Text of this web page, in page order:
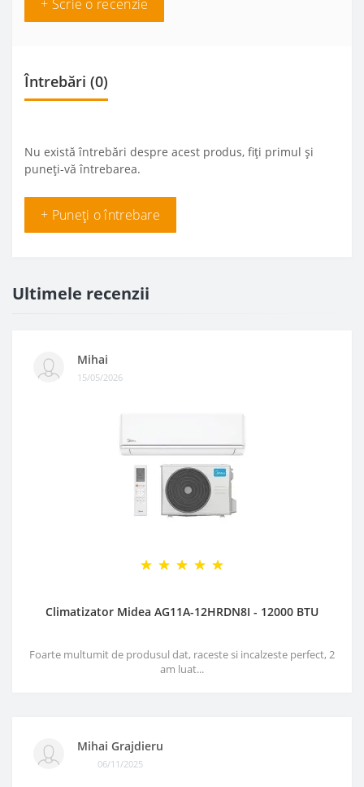
+ Scrie o recenzie
Întrebări (0)
Nu există întrebări despre acest produs, fiți primul și
puneți-vă întrebarea.
+ Puneți o întrebare
Ultimele recenzii
Mihai
15/05/2026
Climatizator Midea AG11A-12HRDN8I - 12000 BTU
Foarte multumit de produsul dat, raceste si incalzeste perfect, 2
am luat...
Mihai Grajdieru
06/11/2025